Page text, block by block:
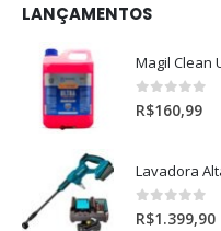
LANÇAMENTOS
0out of 5
R$160,99
0out of 5
R$1.399,90